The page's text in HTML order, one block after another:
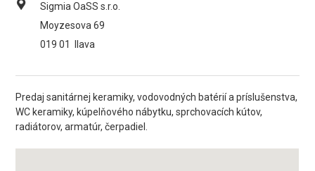
Sigmia OaSS s.r.o.
Moyzesova 69
019 01
Ilava
Predaj sanitárnej keramiky, vodovodných batérií a príslušenstva,
WC keramiky, kúpelňového nábytku, sprchovacích kútov,
radiátorov, armatúr, čerpadiel.